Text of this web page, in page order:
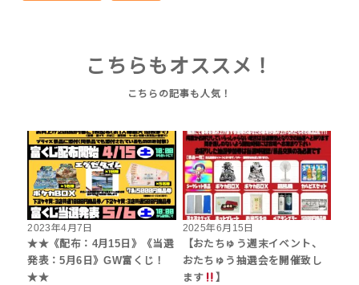
こちらもオススメ！
2023年4月7日
★★《配布：4月15日》《当選
発表：5月6日》GW富くじ！
★★
2025年6月15日
【おたちゅう週末イベント、
おたちゅう抽選会を開催致し
ます
】